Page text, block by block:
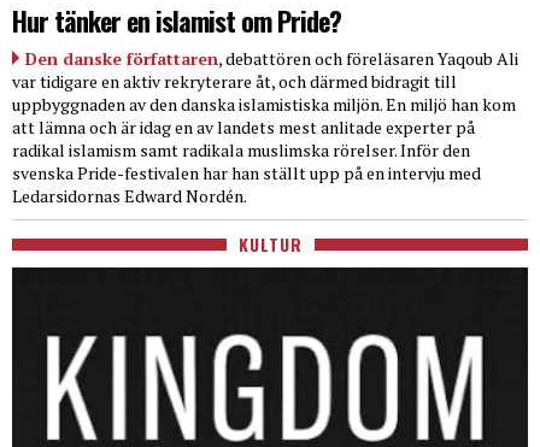
Hur tänker en islamist om Pride?
Den danske författaren, debattören och föreläsaren Yaqoub Ali
var tidigare en aktiv rekryterare åt, och därmed bidragit till
uppbyggnaden av den danska islamistiska miljön. En miljö han kom
att lämna och är idag en av landets mest anlitade experter på
radikal islamism samt radikala muslimska rörelser. Inför den
svenska Pride-festivalen har han ställt upp på en intervju med
Ledarsidornas Edward Nordén.
KULTUR